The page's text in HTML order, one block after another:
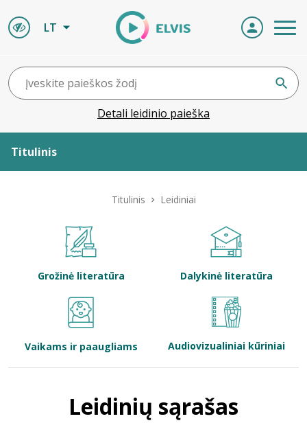
LT
Detali leidinio paieška
Titulinis
Bibliotekoms
Titulinis Leidiniai
Grožinė literatūra Dalykinė literatūra
Vaikams ir paaugliams Audiovizualiniai kūriniai
Leidinių sąrašas